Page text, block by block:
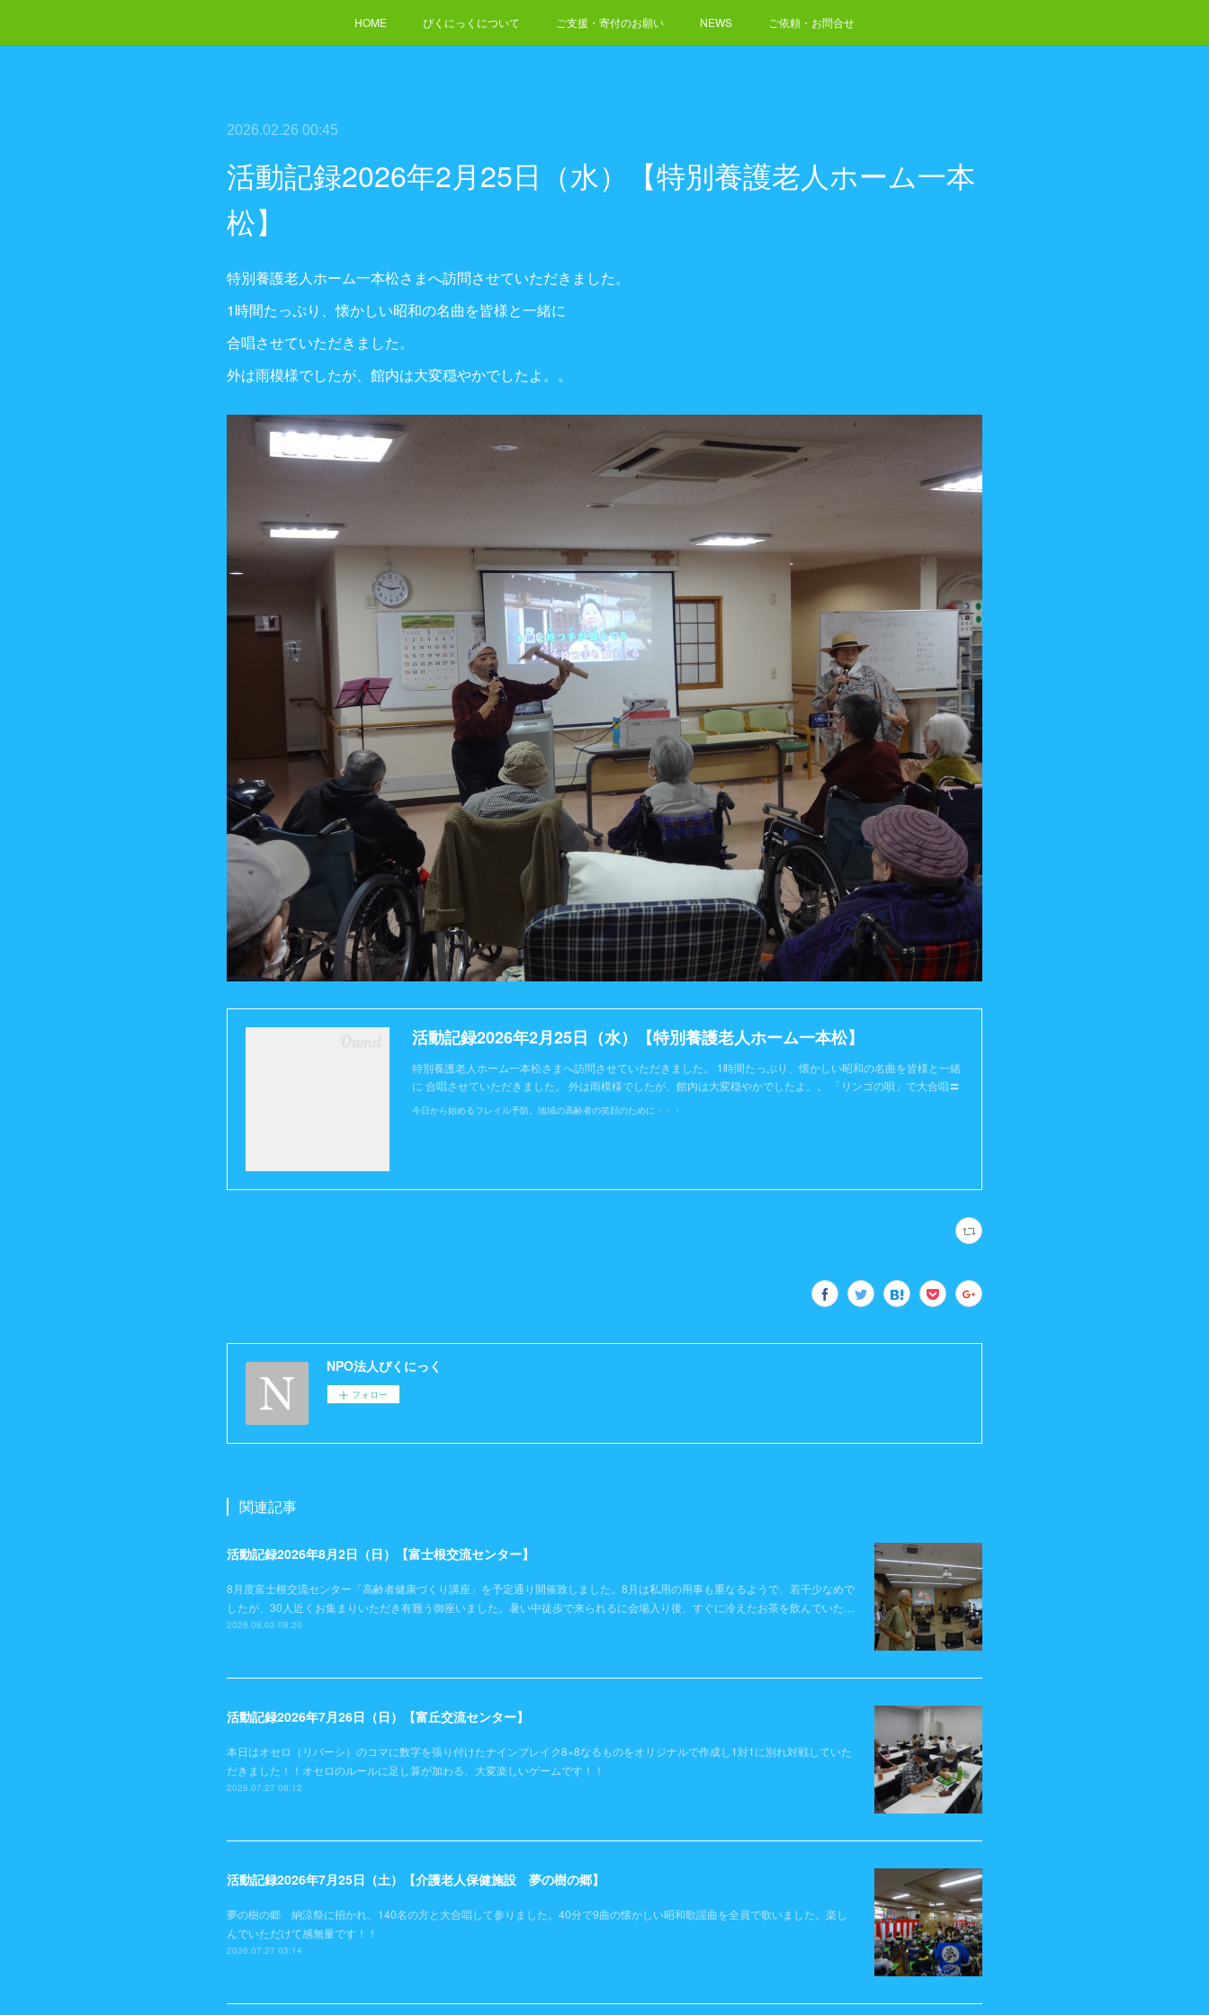
HOME ぴくにっくについて ご支援・寄付のお願い NEWS ご依頼・お問合せ
2026.02.26 00:45
活動記録2026年2月25日（水）【特別養護老人ホーム一本
松】
特別養護老人ホーム一本松さまへ訪問させていただきました。
1時間たっぷり、懐かしい昭和の名曲を皆様と一緒に
合唱させていただきました。
外は雨模様でしたが、館内は大変穏やかでしたよ。。
活動記録2026年2月25日（水）【特別養護老人ホーム一本松】
特別養護老人ホーム一本松さまへ訪問させていただきました。 1時間たっぷり、懐かしい昭和の名曲を皆様と一緒
に 合唱させていただきました。 外は雨模様でしたが、館内は大変穏やかでしたよ。。 「リンゴの唄」で大合唱〓
今日から始めるフレイル予防。地域の高齢者の笑顔のために・・・
NPO法人ぴくにっく
フォロー
関連記事
活動記録2026年8月2日（日）【富士根交流センター】
8月度富士根交流センター「高齢者健康づくり講座」を予定通り開催致しました。8月は私用の用事も重なるようで、若干少なめで
したが、30人近くお集まりいただき有難う御座いました。暑い中徒歩で来られるに会場入り後、すぐに冷えたお茶を飲んでいた…
2026.08.03 08:20
活動記録2026年7月26日（日）【富丘交流センター】
本日はオセロ（リバーシ）のコマに数字を張り付けたナインブレイク8×8なるものをオリジナルで作成し1対1に別れ対戦していた
だきました！！オセロのルールに足し算が加わる、大変楽しいゲームです！！
2026.07.27 08:12
活動記録2026年7月25日（土）【介護老人保健施設 夢の樹の郷】
夢の樹の郷 納涼祭に招かれ、140名の方と大合唱して参りました。40分で9曲の懐かしい昭和歌謡曲を全員で歌いました。楽し
んでいただけて感無量です！！
2026.07.27 03:14